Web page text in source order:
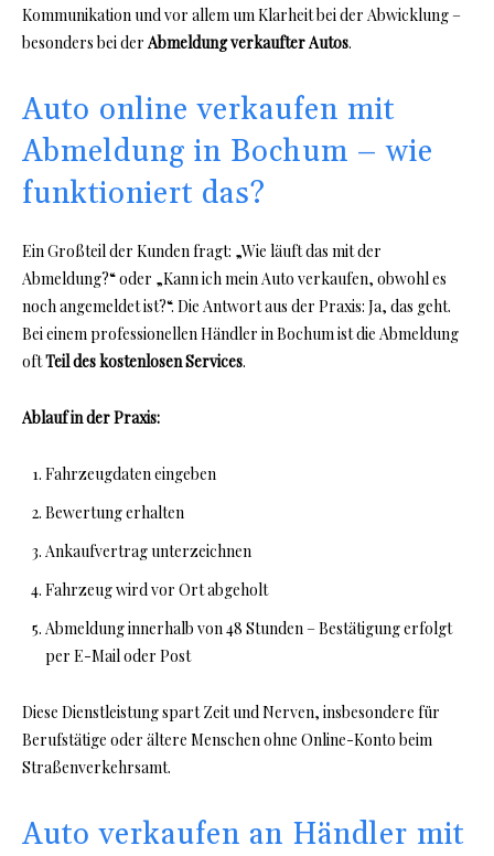
Kommunikation und vor allem um Klarheit bei der Abwicklung –
besonders bei der Abmeldung verkaufter Autos.
Auto online verkaufen mit
Abmeldung in Bochum – wie
funktioniert das?
Ein Großteil der Kunden fragt: „Wie läuft das mit der
Abmeldung?“ oder „Kann ich mein Auto verkaufen, obwohl es
noch angemeldet ist?“. Die Antwort aus der Praxis: Ja, das geht.
Bei einem professionellen Händler in Bochum ist die Abmeldung
oftTeil des kostenlosen Services.
Ablauf in der Praxis:
Fahrzeugdaten eingeben
Bewertung erhalten
Ankaufvertrag unterzeichnen
Fahrzeug wird vor Ort abgeholt
Abmeldung innerhalb von 48 Stunden – Bestätigung erfolgt
per E-Mail oder Post
Diese Dienstleistung spart Zeit und Nerven, insbesondere für
Berufstätige oder ältere Menschen ohne Online-Konto beim
Straßenverkehrsamt.
Auto verkaufen an Händler mit